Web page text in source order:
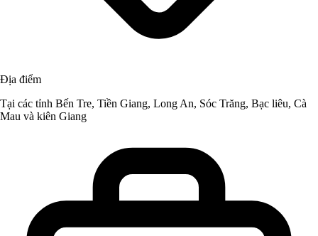
Địa điểm
Tại các tỉnh Bến Tre, Tiền Giang, Long An, Sóc Trăng, Bạc liêu, Cà
Mau và kiên Giang